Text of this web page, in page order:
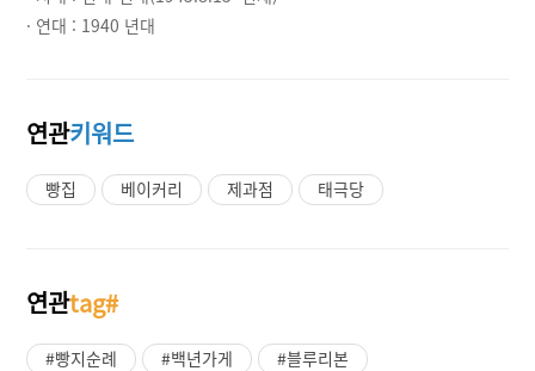
· 연대 : 1940 년대
연관키워드
빵집 베이커리 제과점 태극당
연관tag#
#빵지순례 #백년가게
#블루리본